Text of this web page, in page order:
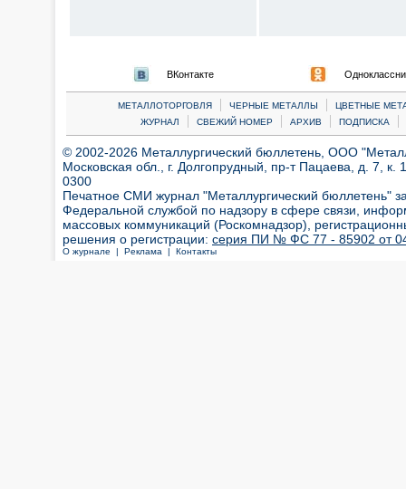
ВКонтакте
МЕТАЛЛОТОРГОВЛЯ | ЧЕРНЫЕ МЕТАЛЛЫ |
ЦВЕТНЫЕ
ЖУРНАЛ
| СВЕЖИЙ НОМЕР | АРХИВ | ПОДПИСКА |
© 2002-2026 Металлургический бюллетень, ООО
Московская обл., г. Долгопрудный, пр-т Пацаева, д. 7,
0300
Печатное СМИ журнал "Металлургический бюллетень"
Федеральной службой по надзору в сфере связи,
массовых коммуникаций (Роскомнадзор),
решения о регистрации: серия ПИ № ФС 77 - 85902 от 04
О журнале | Реклама | Контакты